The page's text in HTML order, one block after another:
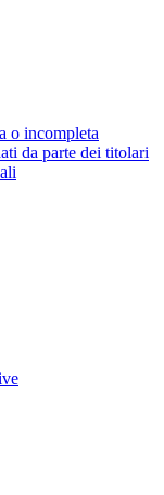
o incompleta
da parte dei titolari